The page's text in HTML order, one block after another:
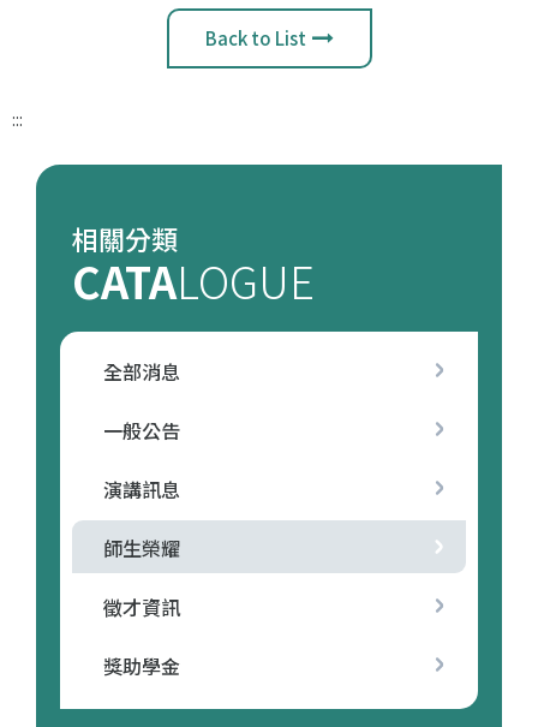
Back to List
:::
相關分類
CATALOGUE
全部消息
一般公告
演講訊息
師生榮耀
徵才資訊
獎助學金